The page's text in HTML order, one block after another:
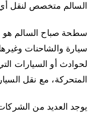
السالم متخصص لنقل
سطحة صباح السالم
سيارة والشاحنات
لحوادث أو السيارات
المتحركة، مع نقل
يوجد العديد من